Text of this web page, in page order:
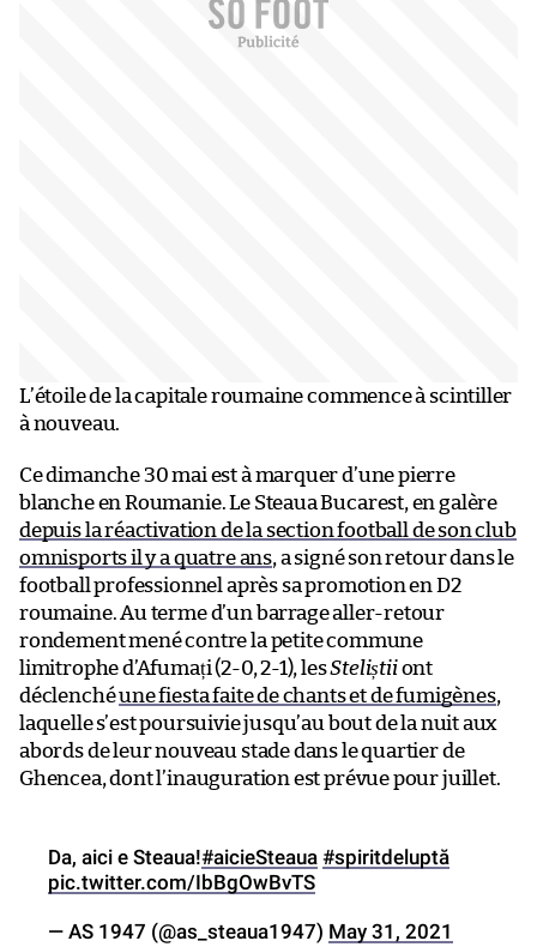
L’étoile de la capitale roumaine commence à scintiller
à nouveau.
Ce dimanche 30 mai est à marquer d’une pierre
blanche en Roumanie. Le Steaua Bucarest, en galère
depuis la réactivation de la section football de son club
omnisports il y a quatre ans, a signé son retour dans le
football professionnel après sa promotion en D2
roumaine. Au terme d’un barrage aller-retour
rondement mené contre la petite commune
limitrophe d’Afumați (2-0, 2-1), lesSteliștiiont
déclenchéune fiesta faite de chants et de fumigènes,
laquelle s’est poursuivie jusqu’au bout de la nuit aux
abords de leur nouveau stade dans le quartier de
Ghencea, dont l’inauguration est prévue pour juillet.
Da, aici e Steaua!#aicieSteaua #spiritdeluptă
pic.twitter.com/IbBgOwBvTS
— AS 1947 (@as_steaua1947) May 31, 2021